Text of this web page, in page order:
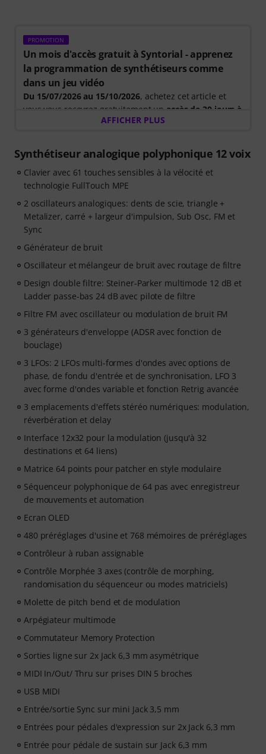
PROMOTION
Un mois d'accès gratuit à Syntorial - apprenez
la programmation de synthétiseurs comme
dans un jeu vidéo
Du 15/07/2026 au 15/10/2026, achetez cet article et
vous vous recevrez gratuitement un accès de 30 jours à
la version complète de Syntorial, le logiciel interactif
synthétiseurs.
Au lieu de simplement regarder des vidéos, recréez
des leads, des basses, des nappes et plus encore.
Recevez un retour immédiat et apprenez comment les
oscillateurs, les filtres, la modulation et les effets
interagissent pour créer de véritables sons. Votre code
promotionnel personnel vous sera automatiquement
carte bancaire n'est requise. L'accès se termine
automatiquement à l'issue de la période d'essai.
Veuillez noter que le logiciel est uniquement disponible
en langue anglaise.
AFFICHER PLUS
Synthétiseur analogique polyphonique 12 voix
Clavier avec 61 touches sensibles à la vélocité et
technologie FullTouch MPE
2 oscillateurs analogiques: dents de scie, triangle +
Metalizer, carré + largeur d'impulsion, Sub Osc, FM et
Sync
Générateur de bruit
Oscillateur et mélangeur de bruit avec routage de filtre
Design double filtre: Steiner-Parker multimode 12 dB et
Ladder passe-bas 24 dB avec pilote de filtre
Filtre FM avec oscillateur ou modulation de bruit FM
3 générateurs d'enveloppe (ADSR avec fonction de
bouclage)
3 LFOs: 2 LFOs multi-formes d'ondes avec options de
phase, de fondu d'entrée et de synchronisation, LFO 3
avec forme d'ondes variable et fonction Retrig avancée
3 emplacements d'effets stéréo numériques: modulation,
réverbération et delay
Interface 12x32 pour la modulation (jusqu'à 32
destinations et 64 liens)
Matrice 64 points pour patcher en style modulaire
Séquenceur polyphonique de 64 pas avec enregistreur
de mouvements et automation
Ecran OLED
480 préréglages d'usine et 768 mémoires de préréglages
Contrôleur à ruban assignable
Contrôle Morphée 3 axes (contrôle de morphing,
randomisation du séquenceur ou modes matriciels)
Molette de pitch bend et de modulation
Arpégiateur multimode
Commutateur Memory Protection
Sorties ligne sur 2x Jack 6,3 mm asymétrique
MIDI In/Out/ Thru sur prises DIN 5 broches
USB MIDI
Entrée/sortie Sync sur mini Jack 3,5 mm
Entrées pour pédales d'expression sur 2x Jack 6,3 mm
Entrée pour pédale de sustain sur Jack 6,3 mm